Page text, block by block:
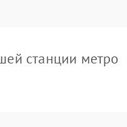
станции метро